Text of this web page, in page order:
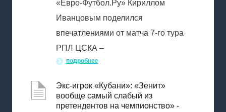
«Евро-Футбол.Ру» Кириллом
Иванцовым поделился
впечатлениями от матча 7-го тура
РПЛ ЦСКА –
подробнее
Экс-игрок «Кубани»: «Зенит»
вообще самый слабый из
претендентов на чемпионство» -